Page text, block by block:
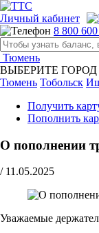
Личный кабинет
8 800
Тюмень
ВЫБЕРИТЕ ГОРОД
Тюмень Тобольск
Получить
Пополнить
О пополнении
/ 11.05.2025
Уважаемые